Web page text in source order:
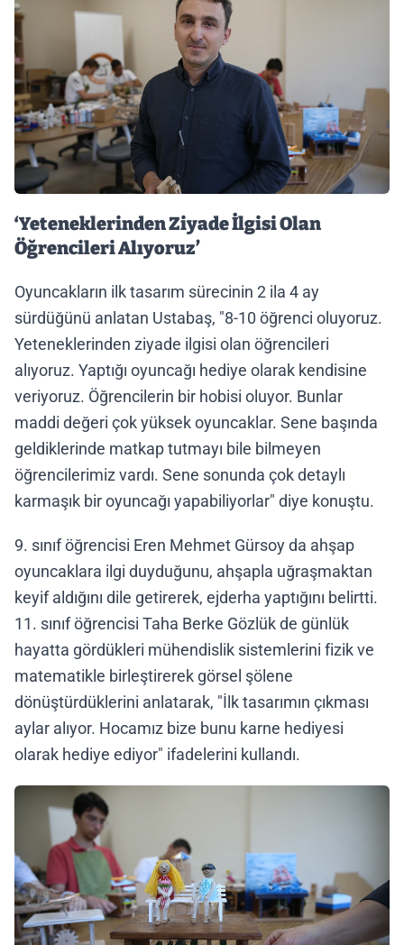
‘Yeteneklerinden Ziyade İlgisi Olan
Öğrencileri Alıyoruz’
Oyuncakların ilk tasarım sürecinin 2 ila 4 ay
sürdüğünü anlatan Ustabaş, "8-10 öğrenci oluyoruz.
Yeteneklerinden ziyade ilgisi olan öğrencileri
alıyoruz. Yaptığı oyuncağı hediye olarak kendisine
veriyoruz. Öğrencilerin bir hobisi oluyor. Bunlar
maddi değeri çok yüksek oyuncaklar. Sene başında
geldiklerinde matkap tutmayı bile bilmeyen
öğrencilerimiz vardı. Sene sonunda çok detaylı
karmaşık bir oyuncağı yapabiliyorlar" diye konuştu.
9. sınıf öğrencisi Eren Mehmet Gürsoy da ahşap
oyuncaklara ilgi duyduğunu, ahşapla uğraşmaktan
keyif aldığını dile getirerek, ejderha yaptığını belirtti.
11. sınıf öğrencisi Taha Berke Gözlük de günlük
hayatta gördükleri mühendislik sistemlerini fizik ve
matematikle birleştirerek görsel şölene
dönüştürdüklerini anlatarak, "İlk tasarımın çıkması
aylar alıyor. Hocamız bize bunu karne hediyesi
olarak hediye ediyor" ifadelerini kullandı.